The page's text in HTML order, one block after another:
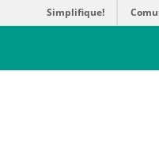
Simplifique!